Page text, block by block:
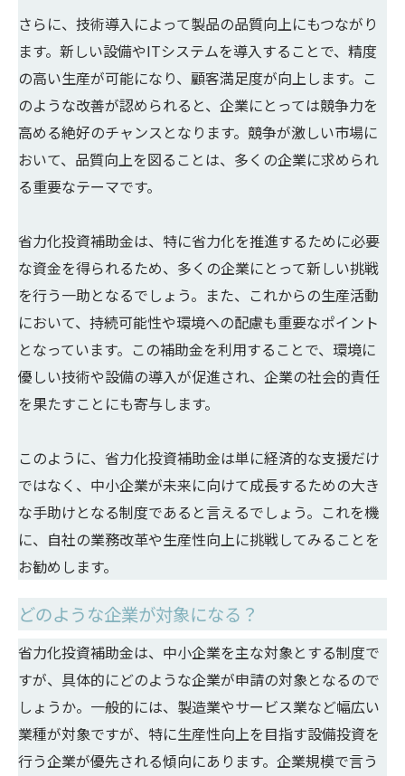
さらに、技術導入によって製品の品質向上にもつながり
ます。新しい設備やITシステムを導入することで、精度
の高い生産が可能になり、顧客満足度が向上します。こ
のような改善が認められると、企業にとっては競争力を
高める絶好のチャンスとなります。競争が激しい市場に
おいて、品質向上を図ることは、多くの企業に求められ
る重要なテーマです。
省力化投資補助金は、特に省力化を推進するために必要
な資金を得られるため、多くの企業にとって新しい挑戦
を行う一助となるでしょう。また、これからの生産活動
において、持続可能性や環境への配慮も重要なポイント
となっています。この補助金を利用することで、環境に
優しい技術や設備の導入が促進され、企業の社会的責任
を果たすことにも寄与します。
このように、省力化投資補助金は単に経済的な支援だけ
ではなく、中小企業が未来に向けて成長するための大き
な手助けとなる制度であると言えるでしょう。これを機
に、自社の業務改革や生産性向上に挑戦してみることを
お勧めします。
どのような企業が対象になる？
省力化投資補助金は、中小企業を主な対象とする制度で
すが、具体的にどのような企業が申請の対象となるので
しょうか。一般的には、製造業やサービス業など幅広い
業種が対象ですが、特に生産性向上を目指す設備投資を
行う企業が優先される傾向にあります。企業規模で言う